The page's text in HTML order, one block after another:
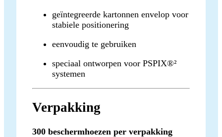
geïntegreerde kartonnen envelop voor
stabiele positionering
eenvoudig te gebruiken
speciaal ontworpen voor PSPIX®²
systemen
Verpakking
300 beschermhoezen per verpakking